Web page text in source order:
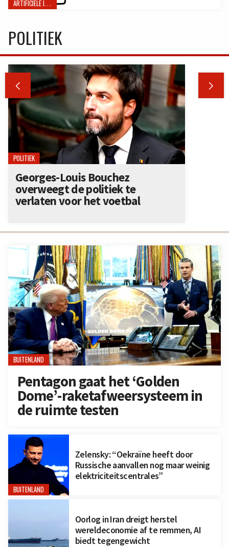
ARTIFICIËLE INTELLIGENTIE
BUITENLAND
Pentagon gaat het ‘Golden
Dome’-raketafweersysteem in
de ruimte testen
BUITENLAND
Zelensky: “Oekraïne heeft door
Russische aanvallen nog maar weinig
elektriciteitscentrales”
Oorlog in Iran dreigt herstel
wereldeconomie af te remmen, AI
biedt tegengewicht
POLITIEK
 
POLITIEK
Georges-Louis Bouchez
overweegt de politiek te
verlaten voor het voetbal